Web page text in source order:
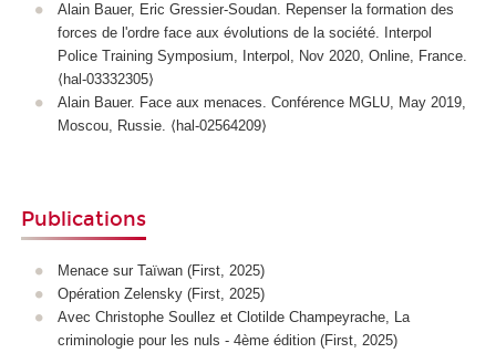
Alain Bauer, Eric Gressier-Soudan. Repenser la formation des
forces de l'ordre face aux évolutions de la société. Interpol
Police Training Symposium, Interpol, Nov 2020, Online, France.
⟨hal-03332305⟩
Alain Bauer. Face aux menaces. Conférence MGLU, May 2019,
Moscou, Russie. ⟨hal-02564209⟩
Publications
Menace sur Taïwan (First, 2025)
Opération Zelensky (First, 2025)
Avec Christophe Soullez et Clotilde Champeyrache, La
criminologie pour les nuls - 4ème édition (First, 2025)